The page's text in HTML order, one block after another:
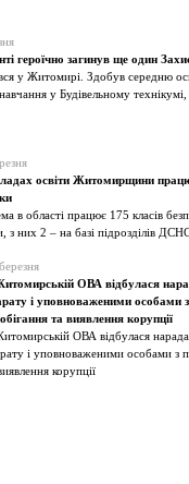
героїчно загинув ще один
у Житомирі. Здобув середню
у Будівельному
освіти Житомирщини
в області працює 175 класів
з них 2 – на базі підрозділів
ОВА відбулася
і уповноваженими особами
та виявлення корупції
ОВА відбулася
і уповноваженими особами з
корупції